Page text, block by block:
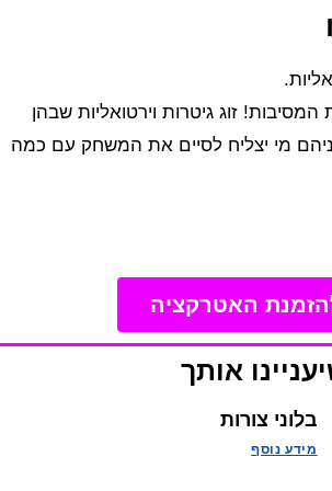
זוג גיטרות וירטואליות שבהן
מי יצליח לסיים את המשחק עם כמה
האטרקציה
אותך
בלוני צורות
מידע נוסף